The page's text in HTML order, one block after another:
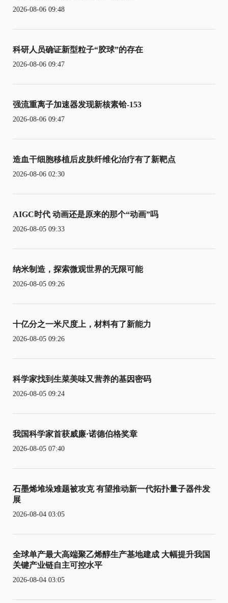
2026-08-06 09:48
科研人员确证新型粒子“胶球”的存在
2026-08-06 09:47
强流重离子加速器发现新核素铪-153
2026-08-06 09:47
造血干细胞移植后皮肤纤维化治疗有了新靶点
2026-08-06 02:30
AIGC时代 动画还是原来的那个“动画”吗
2026-08-05 09:33
纳米制造，探索微观世界的无限可能
2026-08-05 09:26
十亿分之一米尺度上，材料有了新能力
2026-08-05 09:26
科学家找到生菜美味又营养的基因密码
2026-08-05 09:24
我国科学家首获威廉·诺德伯格奖章
2026-08-05 07:40
石墨烯堆垛难题被攻克 有望推动新一代拓扑量子器件发
展
2026-08-04 03:05
全球单产最大高端聚乙烯醇生产基地建成 大幅提升我国
关键产业链自主可控水平
2026-08-04 03:05